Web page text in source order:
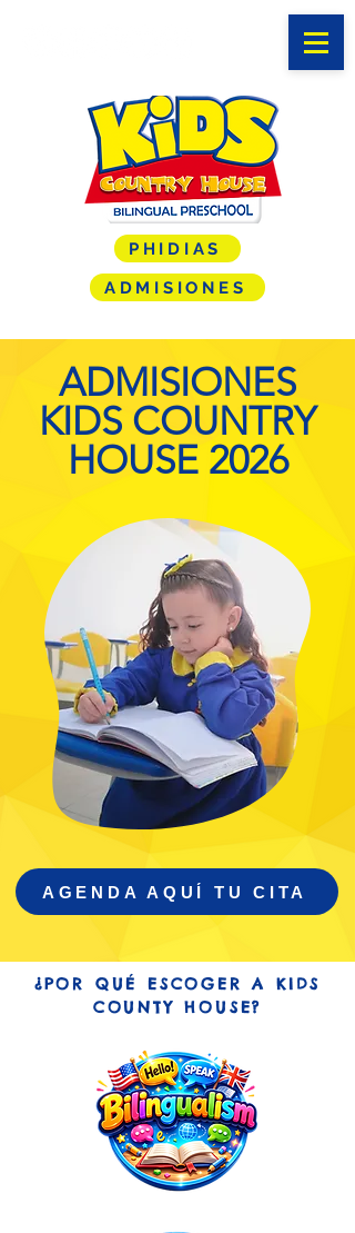
ADMISIONES
PHIDIAS
ADMISIONES
KIDS COUNTRY
HOUSE 2026
AGENDA AQUÍ TU CITA
¿POR QUÉ ESCOGER A KIDS
COUNTY HOUSE?